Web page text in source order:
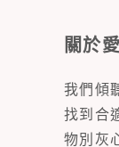
關於
我們傾
找到合
物別灰